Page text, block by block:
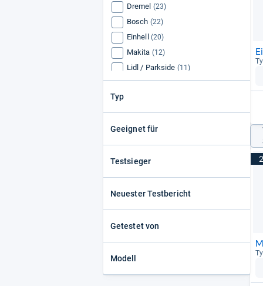
Dremel (23)
Bosch (22)
Einhell (20)
Makita (12)
Lidl / Parkside (11)
Worx (10)
Ryobi (7)
Typ
Geeignet für
Testsieger
Neuester Testbericht
Getestet von
Modell